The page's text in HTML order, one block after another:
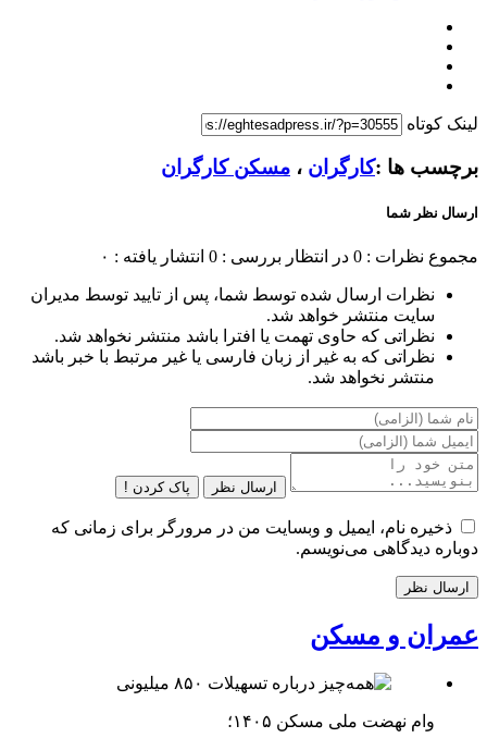
لینک کوتاه
برچسب ها :کارگران ، مسکن کارگران
ارسال نظر شما
مجموع نظرات : 0 در انتظار بررسی : 0 انتشار یافته : ۰
نظرات ارسال شده توسط شما، پس از تایید توسط مدیران
سایت منتشر خواهد شد.
نظراتی که حاوی تهمت یا افترا باشد منتشر نخواهد شد.
نظراتی که به غیر از زبان فارسی یا غیر مرتبط با خبر باشد
منتشر نخواهد شد.
ارسال نظر پاک کردن !
ذخیره نام، ایمیل و وبسایت من در مرورگر برای زمانی که
دوباره دیدگاهی می‌نویسم.
عمران و مسکن
وام نهضت ملی مسکن ۱۴۰۵؛